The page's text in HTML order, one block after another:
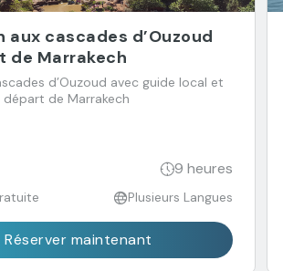
aux cascades d’Ouzoud
de Marrakech
d’Ouzoud avec guide local et
de Marrakech
9 heures
Plusieurs Langues
Réserver maintenant